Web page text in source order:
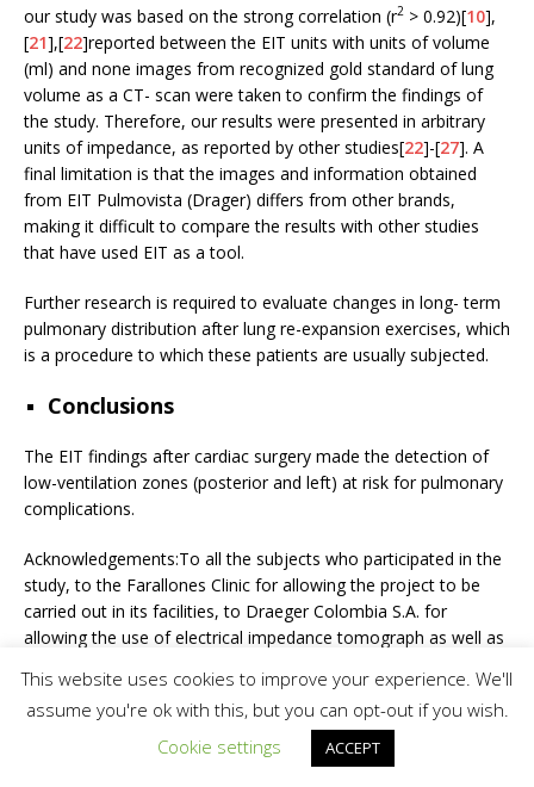
our study was based on the strong correlation (r2 > 0.92)[10],
[21],[22]reported between the EIT units with units of volume
(ml) and none images from recognized gold standard of lung
volume as a CT- scan were taken to confirm the findings of
the study. Therefore, our results were presented in arbitrary
units of impedance, as reported by other studies[22]-[27]. A
final limitation is that the images and information obtained
from EIT Pulmovista (Drager) differs from other brands,
making it difficult to compare the results with other studies
that have used EIT as a tool.
Further research is required to evaluate changes in long- term
pulmonary distribution after lung re-expansion exercises, which
is a procedure to which these patients are usually subjected.
Conclusions
The EIT findings after cardiac surgery made the detection of
low-ventilation zones (posterior and left) at risk for pulmonary
complications.
Acknowledgements:To all the subjects who participated in the
study, to the Farallones Clinic for allowing the project to be
carried out in its facilities, to Draeger Colombia S.A. for
allowing the use of electrical impedance tomograph as well as
Funding statement:Support Drager provided the electrical
impedance tomography device that was necessary to
complete this study. No financial contributions were received.
This website uses cookies to improve your experience. We'll
assume you're ok with this, but you can opt-out if you wish.
Cookie settings
ACCEPT